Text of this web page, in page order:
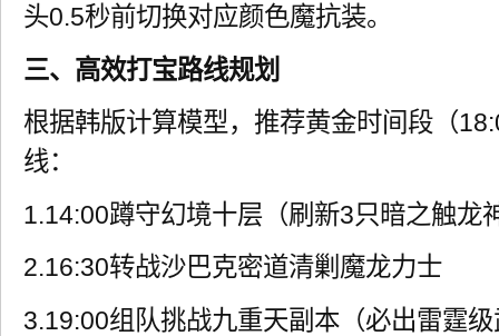
头0.5秒前切换对应颜色魔抗装。
三、高效打宝路线规划
根据韩版计算模型，推荐黄金时间段（
线：
1.14:00蹲守幻境十层（刷新3只暗之触龙
2.16:30转战沙巴克密道清剿魔龙力士
3.19:00组队挑战九重天副本（必出雷霆